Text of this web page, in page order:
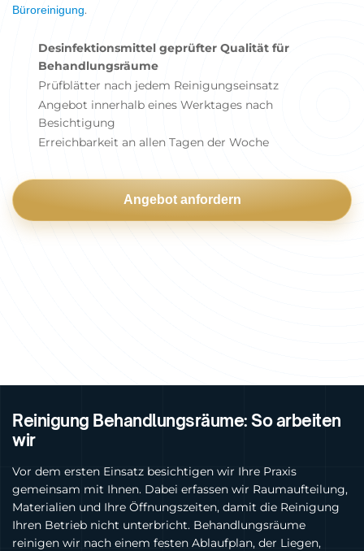
Büroreinigung.
Desinfektionsmittel geprüfter Qualität für
Behandlungsräume
Prüfblätter nach jedem Reinigungseinsatz
Angebot innerhalb eines Werktages nach
Besichtigung
Erreichbarkeit an allen Tagen der Woche
Angebot anfordern
Reinigung Behandlungsräume: So arbeiten
wir
Vor dem ersten Einsatz besichtigen wir Ihre Praxis
gemeinsam mit Ihnen. Dabei erfassen wir Raumaufteilung,
Materialien und Ihre Öffnungszeiten, damit die Reinigung
Ihren Betrieb nicht unterbricht. Behandlungsräume
reinigen wir nach einem festen Ablaufplan, der Liegen,